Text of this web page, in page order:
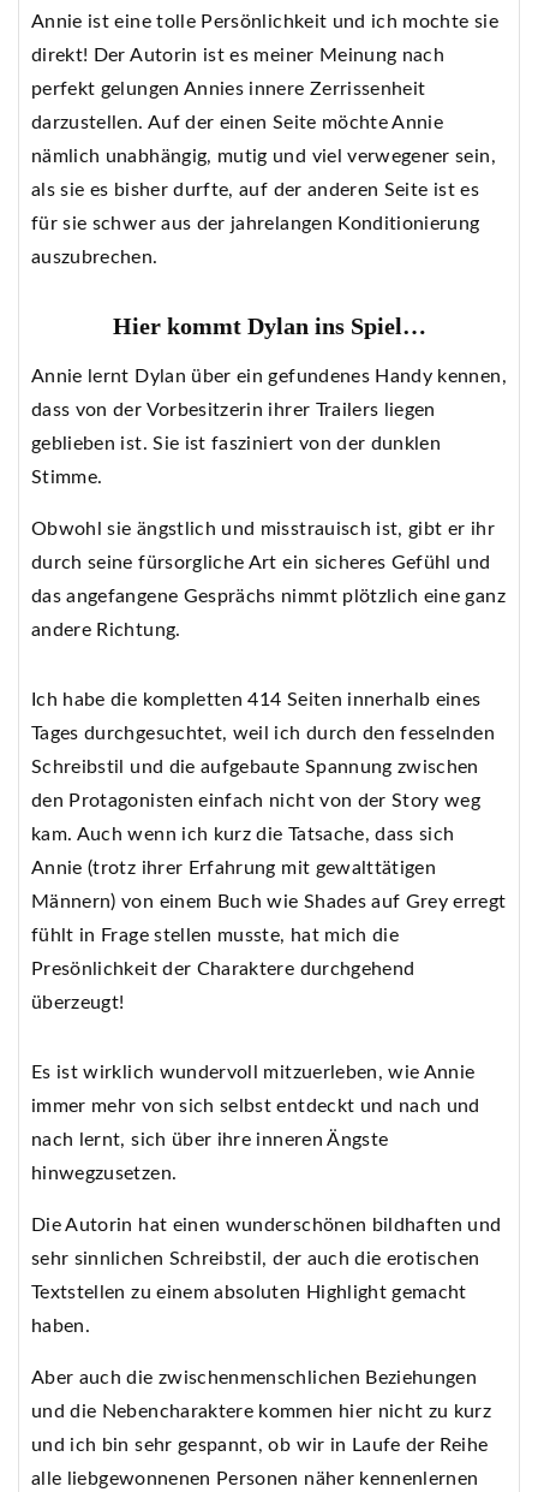
Annie ist eine tolle Persönlichkeit und ich mochte sie
direkt! Der Autorin ist es meiner Meinung nach
perfekt gelungen Annies innere Zerrissenheit
darzustellen. Auf der einen Seite möchte Annie
nämlich unabhängig, mutig und viel verwegener sein,
als sie es bisher durfte, auf der anderen Seite ist es
für sie schwer aus der jahrelangen Konditionierung
auszubrechen.
Hier kommt Dylan ins Spiel…
Annie lernt Dylan über ein gefundenes Handy kennen,
dass von der Vorbesitzerin ihrer Trailers liegen
geblieben ist. Sie ist fasziniert von der dunklen
Stimme.
Obwohl sie ängstlich und misstrauisch ist, gibt er ihr
durch seine fürsorgliche Art ein sicheres Gefühl und
das angefangene Gesprächs nimmt plötzlich eine ganz
andere Richtung.
Ich habe die kompletten 414 Seiten innerhalb eines
Tages durchgesuchtet, weil ich durch den fesselnden
Schreibstil und die aufgebaute Spannung zwischen
den Protagonisten einfach nicht von der Story weg
kam. Auch wenn ich kurz die Tatsache, dass sich
Annie (trotz ihrer Erfahrung mit gewalttätigen
Männern) von einem Buch wie Shades auf Grey erregt
fühlt in Frage stellen musste, hat mich die
Presönlichkeit der Charaktere durchgehend
überzeugt!
Es ist wirklich wundervoll mitzuerleben, wie Annie
immer mehr von sich selbst entdeckt und nach und
nach lernt, sich über ihre inneren Ängste
hinwegzusetzen.
Die Autorin hat einen wunderschönen bildhaften und
sehr sinnlichen Schreibstil, der auch die erotischen
Textstellen zu einem absoluten Highlight gemacht
haben.
Aber auch die zwischenmenschlichen Beziehungen
und die Nebencharaktere kommen hier nicht zu kurz
und ich bin sehr gespannt, ob wir in Laufe der Reihe
alle liebgewonnenen Personen näher kennenlernen